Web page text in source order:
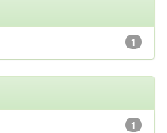
1
1